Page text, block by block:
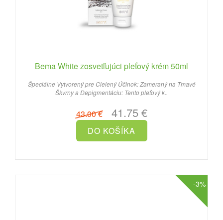
Bema White zosvetľujúci pleťový krém 50ml
Špeciálne Vytvorený pre Cielený Účinok: Zameraný na Tmavé
Škvrny a Depigmentáciu: Tento pleťový k..
43.00 €41.75 €
-3%